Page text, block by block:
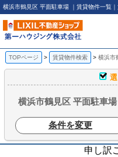
横浜市鶴見区 平面駐車場 ｜賃貸物件一覧
TOPページ 賃貸物件検索 横浜市
横浜市鶴見区 平面駐車
条件を変更
申し訳